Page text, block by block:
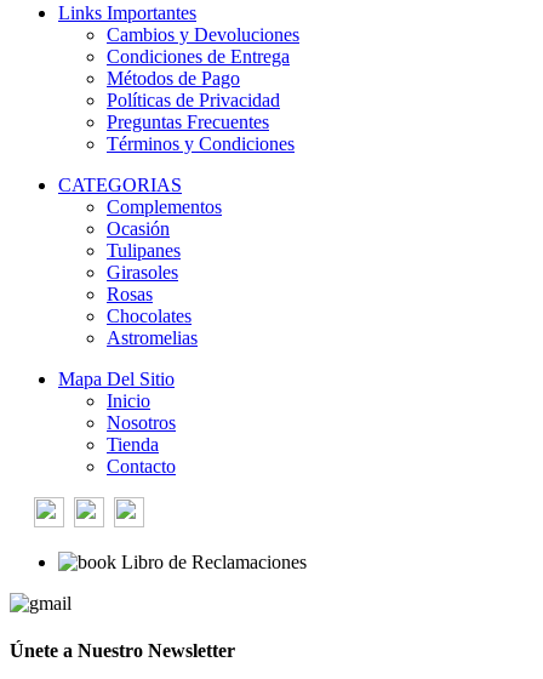
Links Importantes
Cambios y Devoluciones
Condiciones de Entrega
Métodos de Pago
Políticas de Privacidad
Preguntas Frecuentes
Términos y Condiciones
CATEGORIAS
Complementos
Ocasión
Tulipanes
Girasoles
Rosas
Chocolates
Astromelias
Mapa Del Sitio
Inicio
Nosotros
Tienda
Contacto
Libro de Reclamaciones
Únete a Nuestro Newsletter